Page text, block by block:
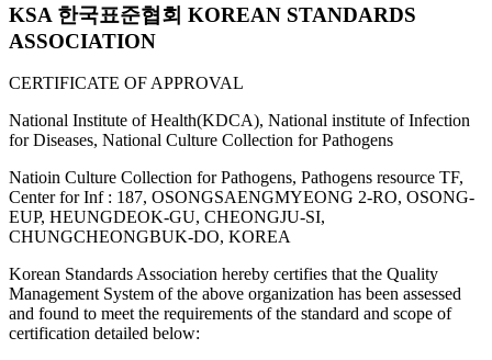
KSA 한국표준협회 KOREAN STANDARDS
ASSOCIATION
CERTIFICATE OF APPROVAL
National Institute of Health(KDCA), National institute of Infection
for Diseases, National Culture Collection for Pathogens
Natioin Culture Collection for Pathogens, Pathogens resource TF,
Center for Inf : 187, OSONGSAENGMYEONG 2-RO, OSONG-
EUP, HEUNGDEOK-GU, CHEONGJU-SI,
CHUNGCHEONGBUK-DO, KOREA
Korean Standards Association hereby certifies that the Quality
Management System of the above organization has been assessed
and found to meet the requirements of the standard and scope of
certification detailed below: